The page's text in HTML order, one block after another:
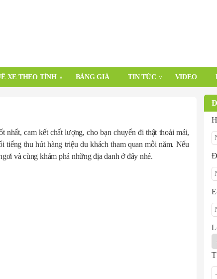
XE THEO TỈNH BẢNG GIÁ TIN TỨC VIDEO
nhất, cam kết chất lượng, cho bạn chuyến đi thật thoải mái,
thu hút hàng triệu du khách tham quan mỗi năm. Nếu
và cùng khám phá những địa danh ở đây nhé.